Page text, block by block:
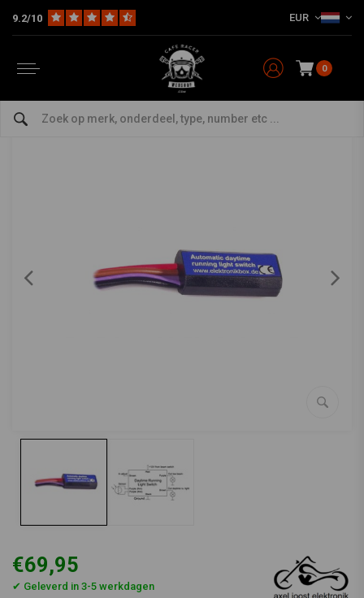
9.2/10 EUR
0
The Bike Electra Overig Kabels & Kabelbomen
bekijk alles van Axel Joost Elektronik
Automatische dagrijlicht schakelaar
€69,95
✔ Geleverd in 3-5 werkdagen